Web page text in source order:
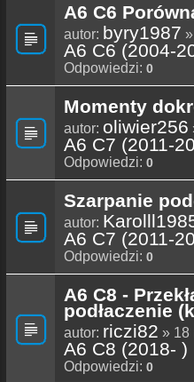
A6 C6
autor: byry1987
A6 C6 (2004-
Odpowiedzi: 0
Momenty
autor: oliwier256
A6 C7 (2011-
Odpowiedzi: 0
Szarpanie
autor:
A6 C7 (2011-
Odpowiedzi: 0
A6 C8 -
podłaczenie
autor: riczi82 » 18
A6 C8 (2018- )
Odpowiedzi: 0